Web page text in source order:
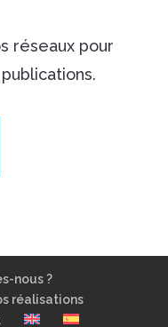
réseaux pour
nous ?
réalisations